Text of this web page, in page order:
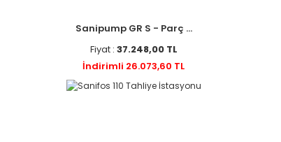
Sanipump GR S - Parç ...
Fiyat : 37.248,00 TL
İndirimli 26.073,60 TL